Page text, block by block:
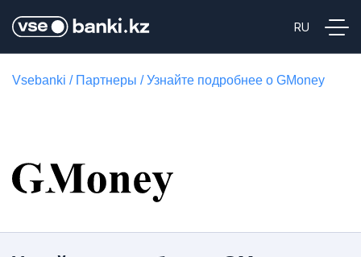
Vsebanki / Партнеры /Узнайте подробнее о GMoney